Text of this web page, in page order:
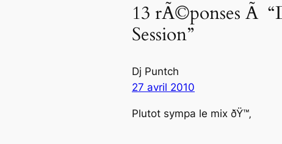
13 rÃ©ponses Ã
Session”
Dj Puntch
27 avril 2010
Plutot sympa le mix ðŸ™‚